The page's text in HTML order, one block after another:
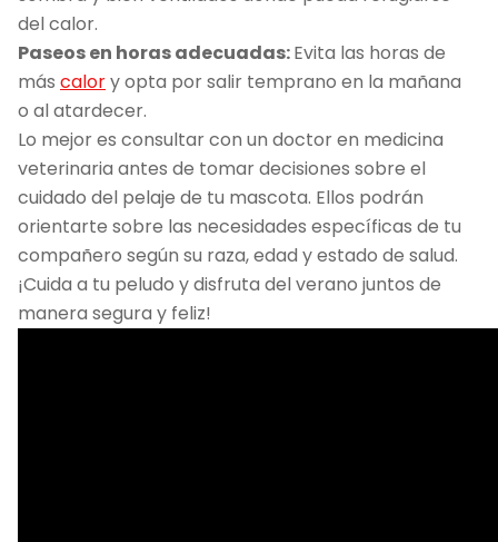
del calor.
Paseos en horas adecuadas:Evita las horas de
más calory opta por salir temprano en la mañana
o al atardecer.
Lo mejor es consultar con un doctor en medicina
veterinaria antes de tomar decisiones sobre el
cuidado del pelaje de tu mascota. Ellos podrán
orientarte sobre las necesidades específicas de tu
compañero según su raza, edad y estado de salud.
¡Cuida a tu peludo y disfruta del verano juntos de
manera segura y feliz!